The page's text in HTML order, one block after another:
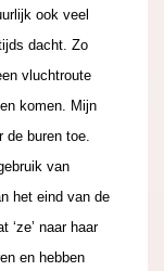
ook veel
dacht. Zo
vluchtroute
komen. Mijn
de buren toe.
van
het eind van de
‘ze’ naar haar
en hebben